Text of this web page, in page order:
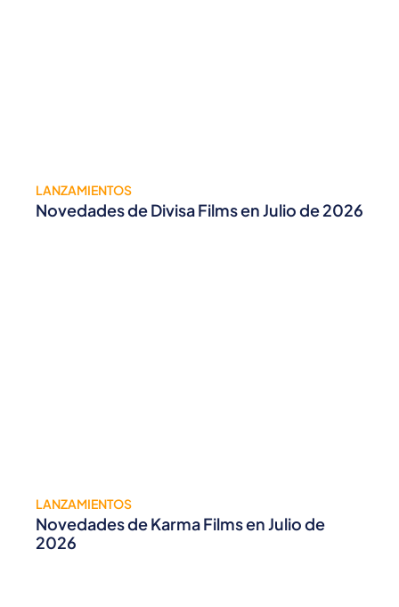
LANZAMIENTOS
Novedades de Divisa Films en Julio de 2026
LANZAMIENTOS
Novedades de Karma Films en Julio de
2026